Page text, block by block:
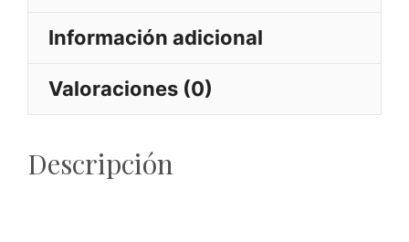
Información adicional
Valoraciones (0)
Descripción